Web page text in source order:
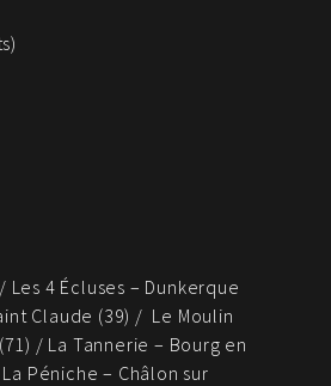
4 Écluses – Dunkerque
Claude (39) / Le Moulin
/ La Tannerie – Bourg en
Péniche – Châlon sur